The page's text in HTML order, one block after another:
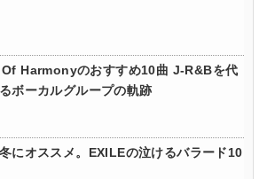
Harmonyのおすすめ10曲 J-R&Bを代
ボーカルグループの軌跡
にオススメ。EXILEの泣けるバラード10